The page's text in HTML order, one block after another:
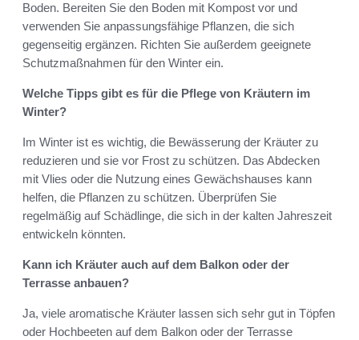
Boden. Bereiten Sie den Boden mit Kompost vor und
verwenden Sie anpassungsfähige Pflanzen, die sich
gegenseitig ergänzen. Richten Sie außerdem geeignete
Schutzmaßnahmen für den Winter ein.
Welche Tipps gibt es für die Pflege von Kräutern im
Winter?
Im Winter ist es wichtig, die Bewässerung der Kräuter zu
reduzieren und sie vor Frost zu schützen. Das Abdecken
mit Vlies oder die Nutzung eines Gewächshauses kann
helfen, die Pflanzen zu schützen. Überprüfen Sie
regelmäßig auf Schädlinge, die sich in der kalten Jahreszeit
entwickeln könnten.
Kann ich Kräuter auch auf dem Balkon oder der
Terrasse anbauen?
Ja, viele aromatische Kräuter lassen sich sehr gut in Töpfen
oder Hochbeeten auf dem Balkon oder der Terrasse